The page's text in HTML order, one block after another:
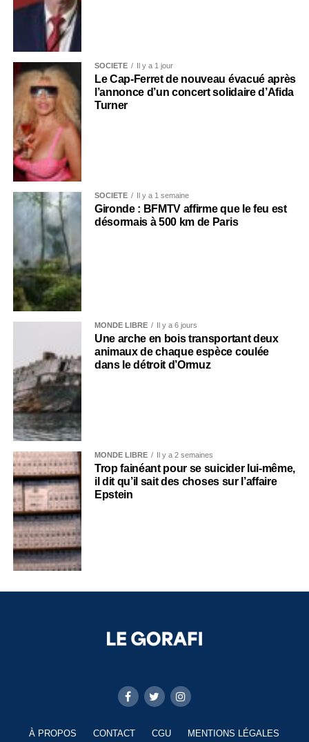
SOCIÉTÉ Il y a 1 jour
Le Cap-Ferret de nouveau évacué après
l’annonce d’un concert solidaire d’Afida
Turner
SOCIÉTÉ Il y a 1 semaine
Gironde : BFMTV affirme que le feu est
désormais à 500 km de Paris
MONDE LIBRE Il y a 6 jours
Une arche en bois transportant deux
animaux de chaque espèce coulée
dans le détroit d’Ormuz
MONDE LIBRE Il y a 2 semaines
Trop fainéant pour se suicider lui-même,
il dit qu’il sait des choses sur l’affaire
Epstein
À PROPOS CONTACT CGU MENTIONS LÉGALES